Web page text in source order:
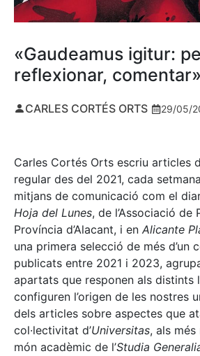
«Gaudeamus igitur:
reflexionar, comentar»
CARLES CORTÉS ORTS 29/05/
Carles Cortés Orts escriu articles
regular des del 2021, cada
mitjans de comunicació com el
Hoja del Lunes, de l’Associació de
Província d’Alacant, i en Alicante
una primera selecció de més d’un
publicats entre 2021 i 2023,
apartats que responen als distints
configuren l’origen de les nostres
dels articles sobre aspectes que
col·lectivitat d’Universitas, als
món acadèmic de l’Studia